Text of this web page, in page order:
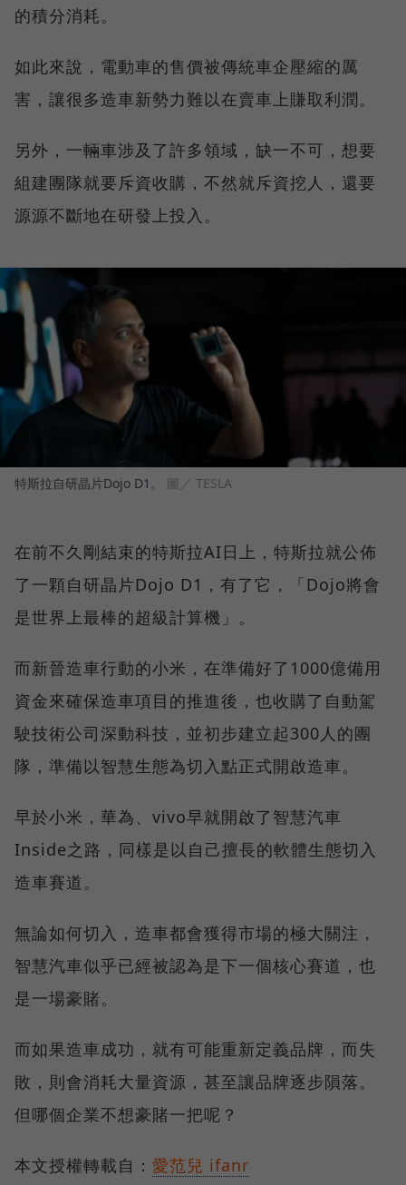
的積分消耗。
如此來說，電動車的售價被傳統車企壓縮的厲
害，讓很多造車新勢力難以在賣車上賺取利潤。
另外，一輛車涉及了許多領域，缺一不可，想要
組建團隊就要斥資收購，不然就斥資挖人，還要
源源不斷地在研發上投入。
特斯拉自研晶片Dojo D1。 圖／ TESLA
在前不久剛結束的特斯拉AI日上，特斯拉就公佈
了一顆自研晶片Dojo D1，有了它，「Dojo將會
是世界上最棒的超級計算機」。
而新晉造車行動的小米，在準備好了1000億備用
資金來確保造車項目的推進後，也收購了自動駕
駛技術公司深動科技，並初步建立起300人的團
隊，準備以智慧生態為切入點正式開啟造車。
早於小米，華為、vivo早就開啟了智慧汽車
Inside之路，同樣是以自己擅長的軟體生態切入
造車賽道。
無論如何切入，造車都會獲得市場的極大關注，
智慧汽車似乎已經被認為是下一個核心賽道，也
是一場豪賭。
而如果造車成功，就有可能重新定義品牌，而失
敗，則會消耗大量資源，甚至讓品牌逐步隕落。
但哪個企業不想豪賭一把呢？
本文授權轉載自： 愛范兒 ifanr